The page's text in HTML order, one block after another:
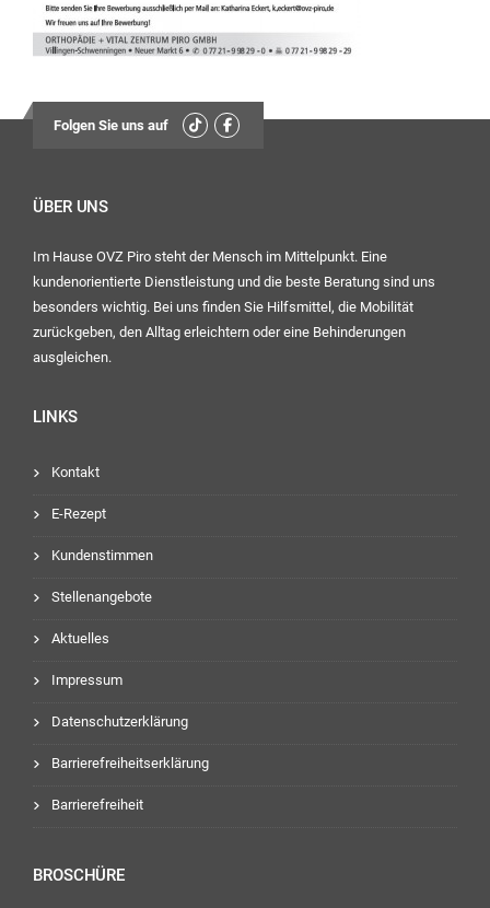
Folgen Sie uns auf
ÜBER UNS
Im Hause OVZ Piro steht der Mensch im Mittelpunkt. Eine
kundenorientierte Dienstleistung und die beste Beratung sind uns
besonders wichtig. Bei uns finden Sie Hilfsmittel, die Mobilität
zurückgeben, den Alltag erleichtern oder eine Behinderungen
ausgleichen.
LINKS
Kontakt
E-Rezept
Kundenstimmen
Stellenangebote
Aktuelles
Impressum
Datenschutzerklärung
Barrierefreiheitserklärung
Barrierefreiheit
BROSCHÜRE
Mittwoch:
geschlossen
08:00
Uhr – 12:30 Uhr
Ihr OVZ-Team